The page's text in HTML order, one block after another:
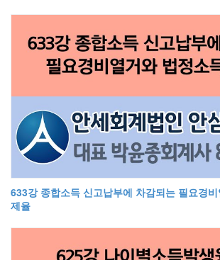
633강 종합소득 신고납부에 차감되는 필요경
제율